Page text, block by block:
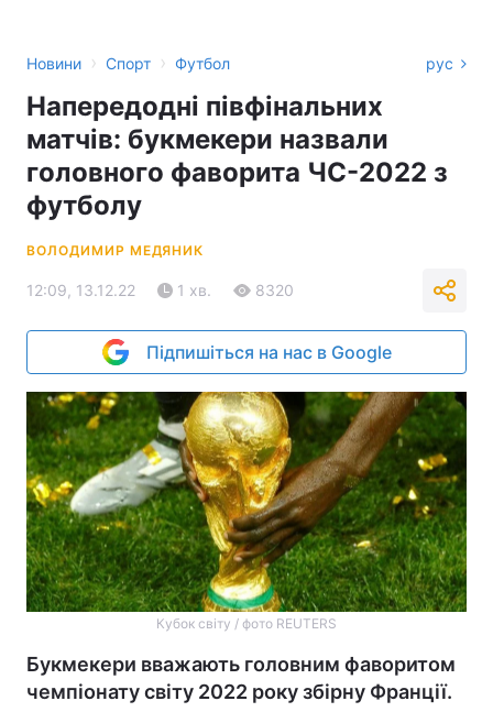
Новини › Спорт › Футбол рус
Напередодні півфінальних
матчів: букмекери назвали
головного фаворита ЧС-2022 з
футболу
ВОЛОДИМИР МЕДЯНИК
12:09, 13.12.22 1 хв. 8320
Підпишіться на нас в Google
Кубок світу / фото REUTERS
Букмекери вважають головним фаворитом
чемпіонату світу 2022 року збірну Франції.